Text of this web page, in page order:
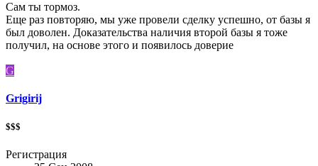
Сам ты тормоз.
Еще раз повторяю, мы уже провели сделку успешно, от базы я
был доволен. Доказательства наличия второй базы я тоже
получил, на основе этого и появилось доверие
G
Grigirij
$$$
Регистрация